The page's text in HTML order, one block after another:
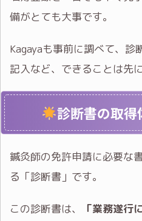
備がとても大事です。
Kagayaも事前に調べて、診
記入など、できることは先
診断書の取
鍼灸師の免許申請に必要な
る「診断書」です。
この診断書は、
「業務遂行